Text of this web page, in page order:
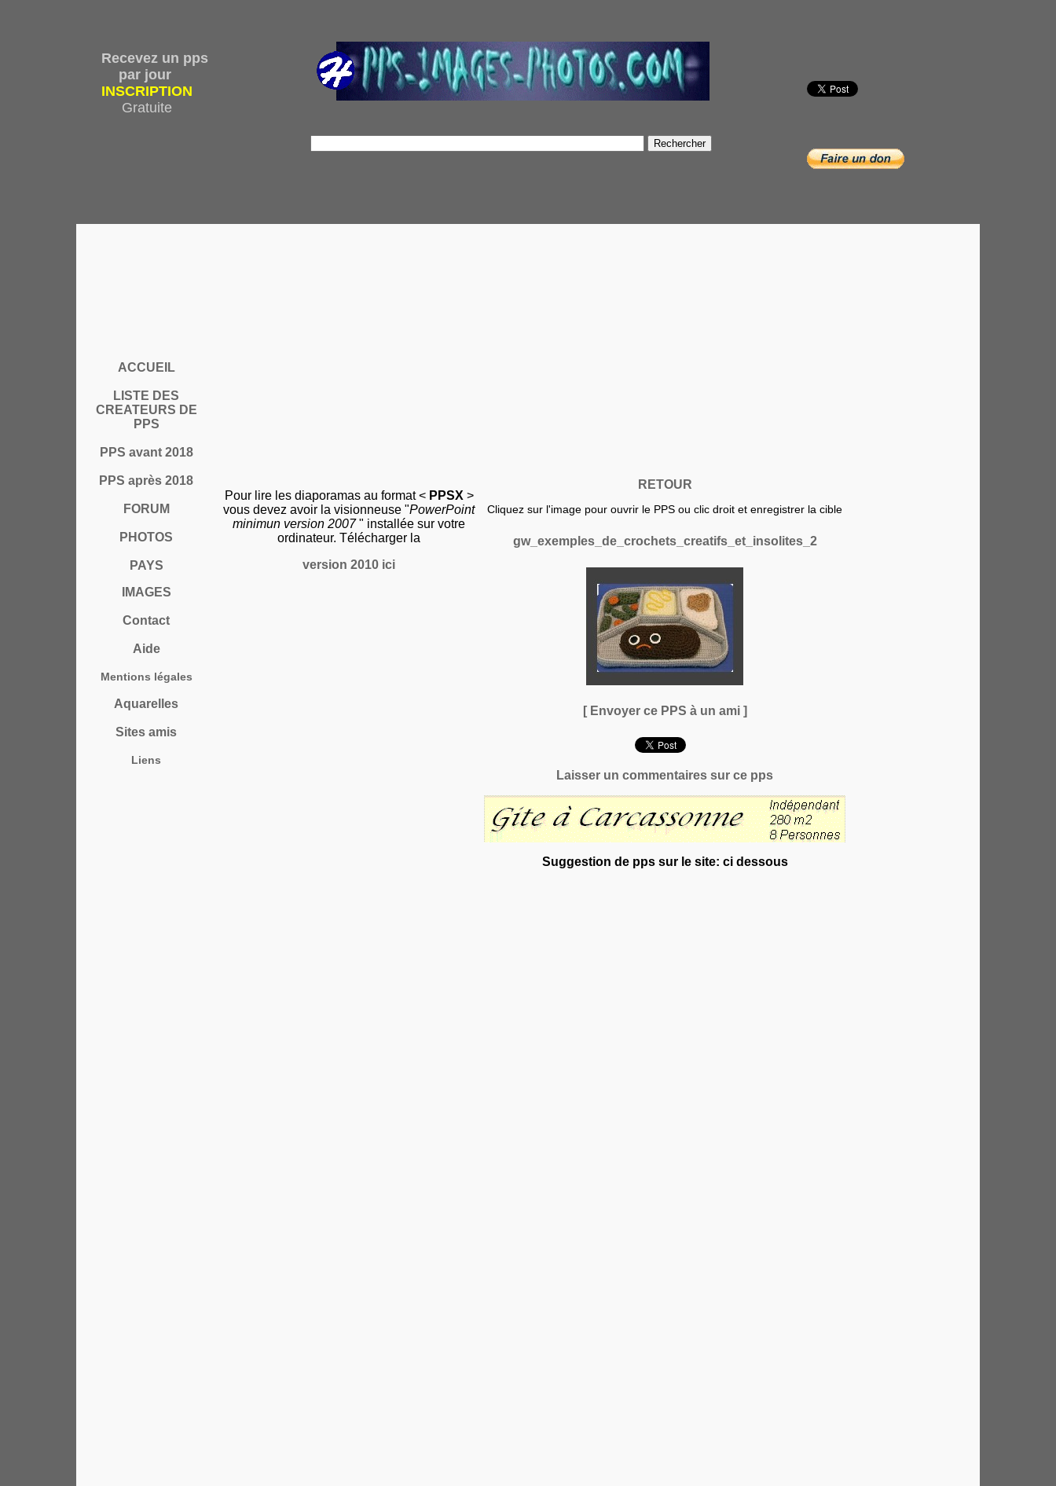
Recevez un pps
par jour
INSCRIPTION
Gratuite
ACCUEIL
LISTE DES
CREATEURS DE
PPS
PPS avant 2018
PPS après 2018
FORUM
PHOTOS
PAYS
IMAGES
Contact
Aide
Mentions légales
Aquarelles
Sites amis
Liens
Pour lire les diaporamas au format < PPSX >
vous devez avoir la visionneuse "PowerPoint
minimun version 2007" installée sur votre
ordinateur. Télécharger la
version 2010 ici
RETOUR
Cliquez sur l'image pour ouvrir le PPS ou clic droit et enregistrer la cible
gw_exemples_de_crochets_creatifs_et_insolites_2
[ Envoyer ce PPS à un ami ]
Laisser un commentaires sur ce pps
Suggestion de pps sur le site: ci dessous